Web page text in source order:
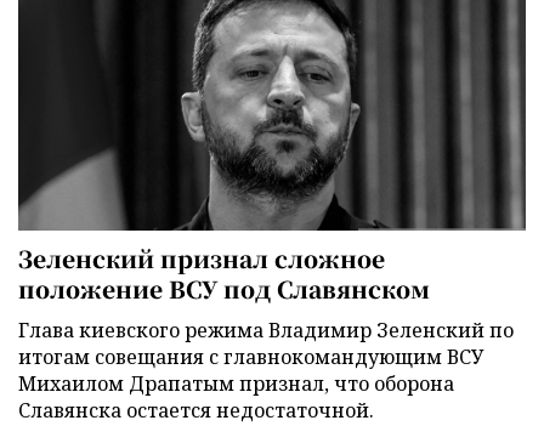
Зеленский признал сложное
положение ВСУ под Славянском
Глава киевского режима Владимир Зеленский по
итогам совещания с главнокомандующим ВСУ
Михаилом Драпатым признал, что оборона
Славянска остается недостаточной.